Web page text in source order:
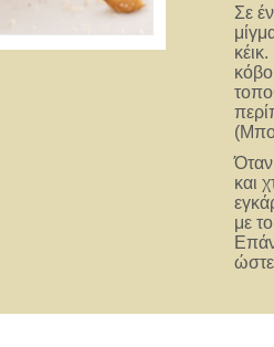
Σε
και
με